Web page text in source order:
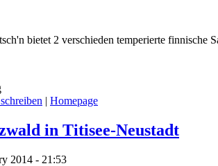
bietet 2 verschieden temperierte finnische
| Homepage
in Titisee-Neustadt
2014 - 21:53